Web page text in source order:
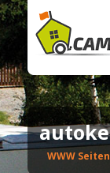
WWW Seiten